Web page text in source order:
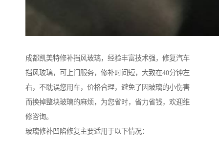
成都凯美特修补挡风玻璃，经验丰富技术强，修复汽车
挡风玻璃，可上门服务，修补时间短，大致在40分钟左
右，不耽误您用车，价格合理，避免了因玻璃的小伤害
而换掉整块玻璃的麻烦，为您省时，省力省钱，欢迎维
修咨询。
玻璃修补凹陷修复主要适用于以下情况：